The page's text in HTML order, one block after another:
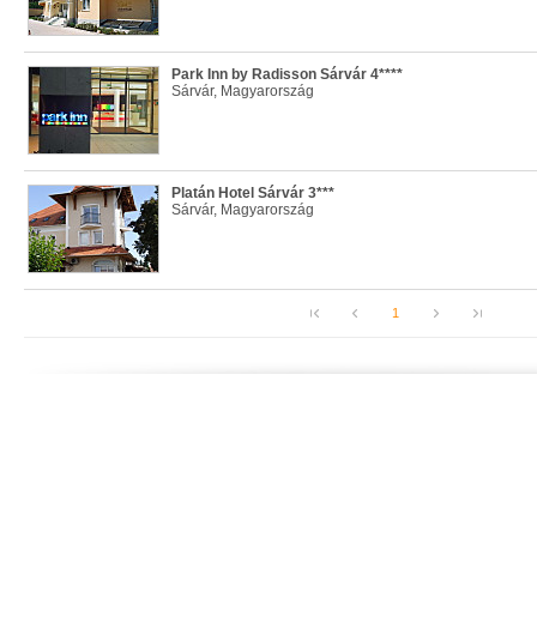
Park Inn by Radisson Sárvár 4****
Sárvár, Magyarország
Platán Hotel Sárvár 3***
Sárvár, Magyarország
1